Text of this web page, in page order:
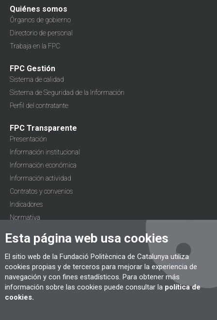
Esta página web usa cookies
El sitio web de la Fundació Politècnica de Catalunya utiliza
cookies propias y de terceros para mejorar la experiencia de
navegación y con fines estadísticos. Para obtener más
información sobre las cookies puede consultar la política de
cookies.
Quiénes somos
Órganos de gobierno
Directorio de personal
Trabaja en la FPC
FPC Gestión
Sistema de calidad
Sistema de Seguridad de la Información
Perfil del contratante
FPC Transparente
Presentación
Información institucional
Información económica
Información actividad
Contratos y convenios
Indicadores
Normativa
Conecta con la UPC School
Conecta con el CITM